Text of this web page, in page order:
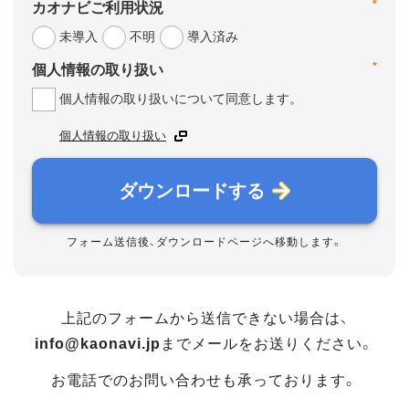
*
カオナビご利用状況
未導入
不明 導入済み
*
個人情報の取り扱い
個人情報の取り扱いについて同意します。
個人情報の取り扱い
ダウンロードする
フォーム送信後、ダウンロードページへ移動します。
上記のフォームから送信できない場合は、
info@kaonavi.jp までメールをお送りください。
お電話でのお問い合わせも承っております。